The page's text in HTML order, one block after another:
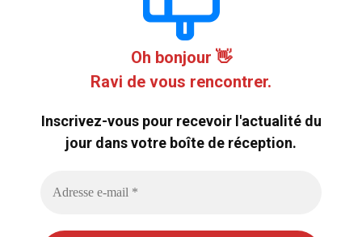
Oh bonjour 👋
Ravi de vous rencontrer.
Inscrivez-vous pour recevoir l'actualité du
jour dans votre boîte de réception.